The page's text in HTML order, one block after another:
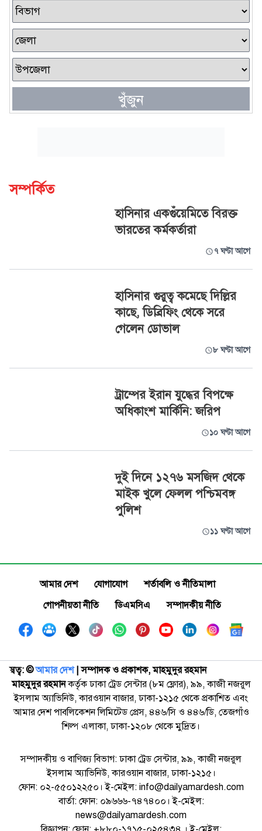
খুঁজুন
সম্পর্কিত
হাসিনার একগুঁয়েমিতে বিরক্ত
ভারতের কর্মকর্তারা
৭ ঘণ্টা আগে
হাসিনার গুরুত্ব কমেছে দিল্লির
কাছে, ডিব্রিফিং থেকে সরে
গেলেন ডোভাল
৮ ঘণ্টা আগে
ট্রাম্পের ইরান যুদ্ধের বিপক্ষে
অধিকাংশ মার্কিনি: জরিপ
১০ ঘণ্টা আগে
দুই দিনে ১২৭৬ মসজিদ থেকে
মাইক খুলে ফেলল পশ্চিমবঙ্গ
পুলিশ
১১ ঘণ্টা আগে
আমার দেশ যোগাযোগ
শর্তাবলি ও নীতিমালা
গোপনীয়তা নীতি
ডিএমসিএ সম্পাদকীয় নীতি
স্বত্ব: ©️আমার দেশ| সম্পাদক ও প্রকাশক, মাহমুদুর রহমান
মাহমুদুর রহমানকর্তৃক ঢাকা ট্রেড সেন্টার (৮ম ফ্লোর), ৯৯, কাজী নজরুল
ইসলাম অ্যাভিনিউ, কারওয়ান বাজার, ঢাকা-১২১৫ থেকে প্রকাশিত এবং
আমার দেশ পাবলিকেশন লিমিটেড প্রেস, ৪৪৬/সি ও ৪৪৬/ডি, তেজগাঁও
শিল্প এলাকা, ঢাকা-১২০৮ থেকে মুদ্রিত।
সম্পাদকীয় ও বাণিজ্য বিভাগ: ঢাকা ট্রেড সেন্টার, ৯৯, কাজী নজরুল
ইসলাম অ্যাভিনিউ, কারওয়ান বাজার, ঢাকা-১২১৫।
ফোন: ০২-৫৫০১২২৫০। ই-মেইল: info@dailyamardesh.com
বার্তা: ফোন: ০৯৬৬৬-৭৪৭৪০০। ই-মেইল:
news@dailyamardesh.com